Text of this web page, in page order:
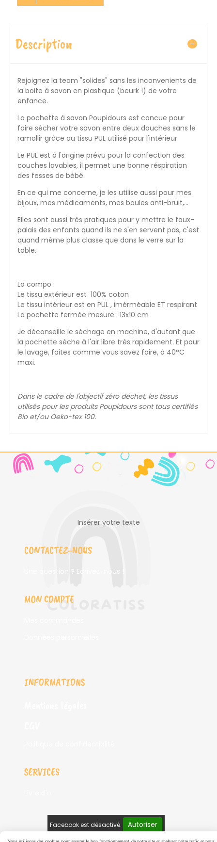
Description
Rejoignez la team "solides" sans les inconvenients de
la boite à savon en plastique (beurk !) de votre
enfance.
La pochette à savon Poupidours est concue pour
faire sécher votre savon entre deux douches sans le
ramollir grâce au tissu PUL utilisé pour l'intérieur.
Le PUL est à l'origine prévu pour la confection des
couches lavables, il permet une bonne réspiration
des fesses de bébé.
En ce qui me concerne, je les utilise aussi pour mes
bijoux, mes médicaments, mes boules anti-bruit,...
Elles sont aussi très pratiques pour y mettre le faux-
palais des enfants quand ils ne s'en servent pas, c'est
quand même plus classe que dans le verre sur la
table.
La compo :
Le tissu extérieur est 100% coton
Le tissu intérieur est en PUL , imérméable ET respirant
La pochette fermée mesure : 13x10 cm
Je déconseille le séchage en machine, d'autant que
la pochette sèche à l'air libre très rapidement. Et pour
le lavage, faites comme vous savez faire, à 40°C
maxi.
Dans le cadre de l'objectif zéro déchet, les tissus
utilisés pour les produits Poupidours sont tous certifiés
Bio et/ou Oeko-tex 100.
Insérer votre texte
CONTACTEZ-NOUS
Une question ? Ecrivez-nous !
MON COMPTE
INFORMATIONS
SERVICES
Facebook est désactivé. Autoriser